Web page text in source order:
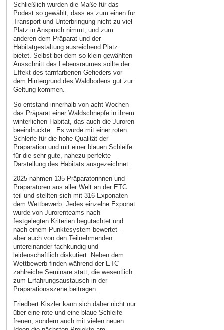
Schließlich wurden die Maße für das
Podest so gewählt, dass es zum einen für
Transport und Unterbringung nicht zu viel
Platz in Anspruch nimmt, und zum
anderen dem Präparat und der
Habitatgestaltung ausreichend Platz
bietet. Selbst bei dem so klein gewählten
Ausschnitt des Lebensraumes sollte der
Effekt des tarnfarbenen Gefieders vor
dem Hintergrund des Waldbodens gut zur
Geltung kommen.
So entstand innerhalb von acht Wochen
das Präparat einer Waldschnepfe in ihrem
winterlichen Habitat, das auch die Juroren
beeindruckte: Es wurde mit einer roten
Schleife für die hohe Qualität der
Präparation und mit einer blauen Schleife
für die sehr gute, nahezu perfekte
Darstellung des Habitats ausgezeichnet.
2025 nahmen 135 Präparatorinnen und
Präparatoren aus aller Welt an der ETC
teil und stellten sich mit 316 Exponaten
dem Wettbewerb. Jedes einzelne Exponat
wurde von Jurorenteams nach
festgelegten Kriterien begutachtet und
nach einem Punktesystem bewertet –
aber auch von den Teilnehmenden
untereinander fachkundig und
leidenschaftlich diskutiert. Neben dem
Wettbewerb finden während der ETC
zahlreiche Seminare statt, die wesentlich
zum Erfahrungsaustausch in der
Präparationsszene beitragen.
Friedbert Kiszler kann sich daher nicht nur
über eine rote und eine blaue Schleife
freuen, sondern auch mit vielen neuen